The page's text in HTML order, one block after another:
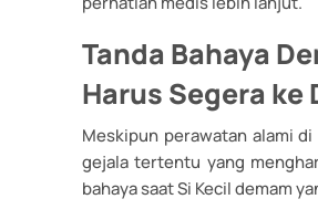
Tanda Bahaya
Harus Segera ke
Meskipun perawatan alami
gejala tertentu yang
bahaya saat Si Kecil demam